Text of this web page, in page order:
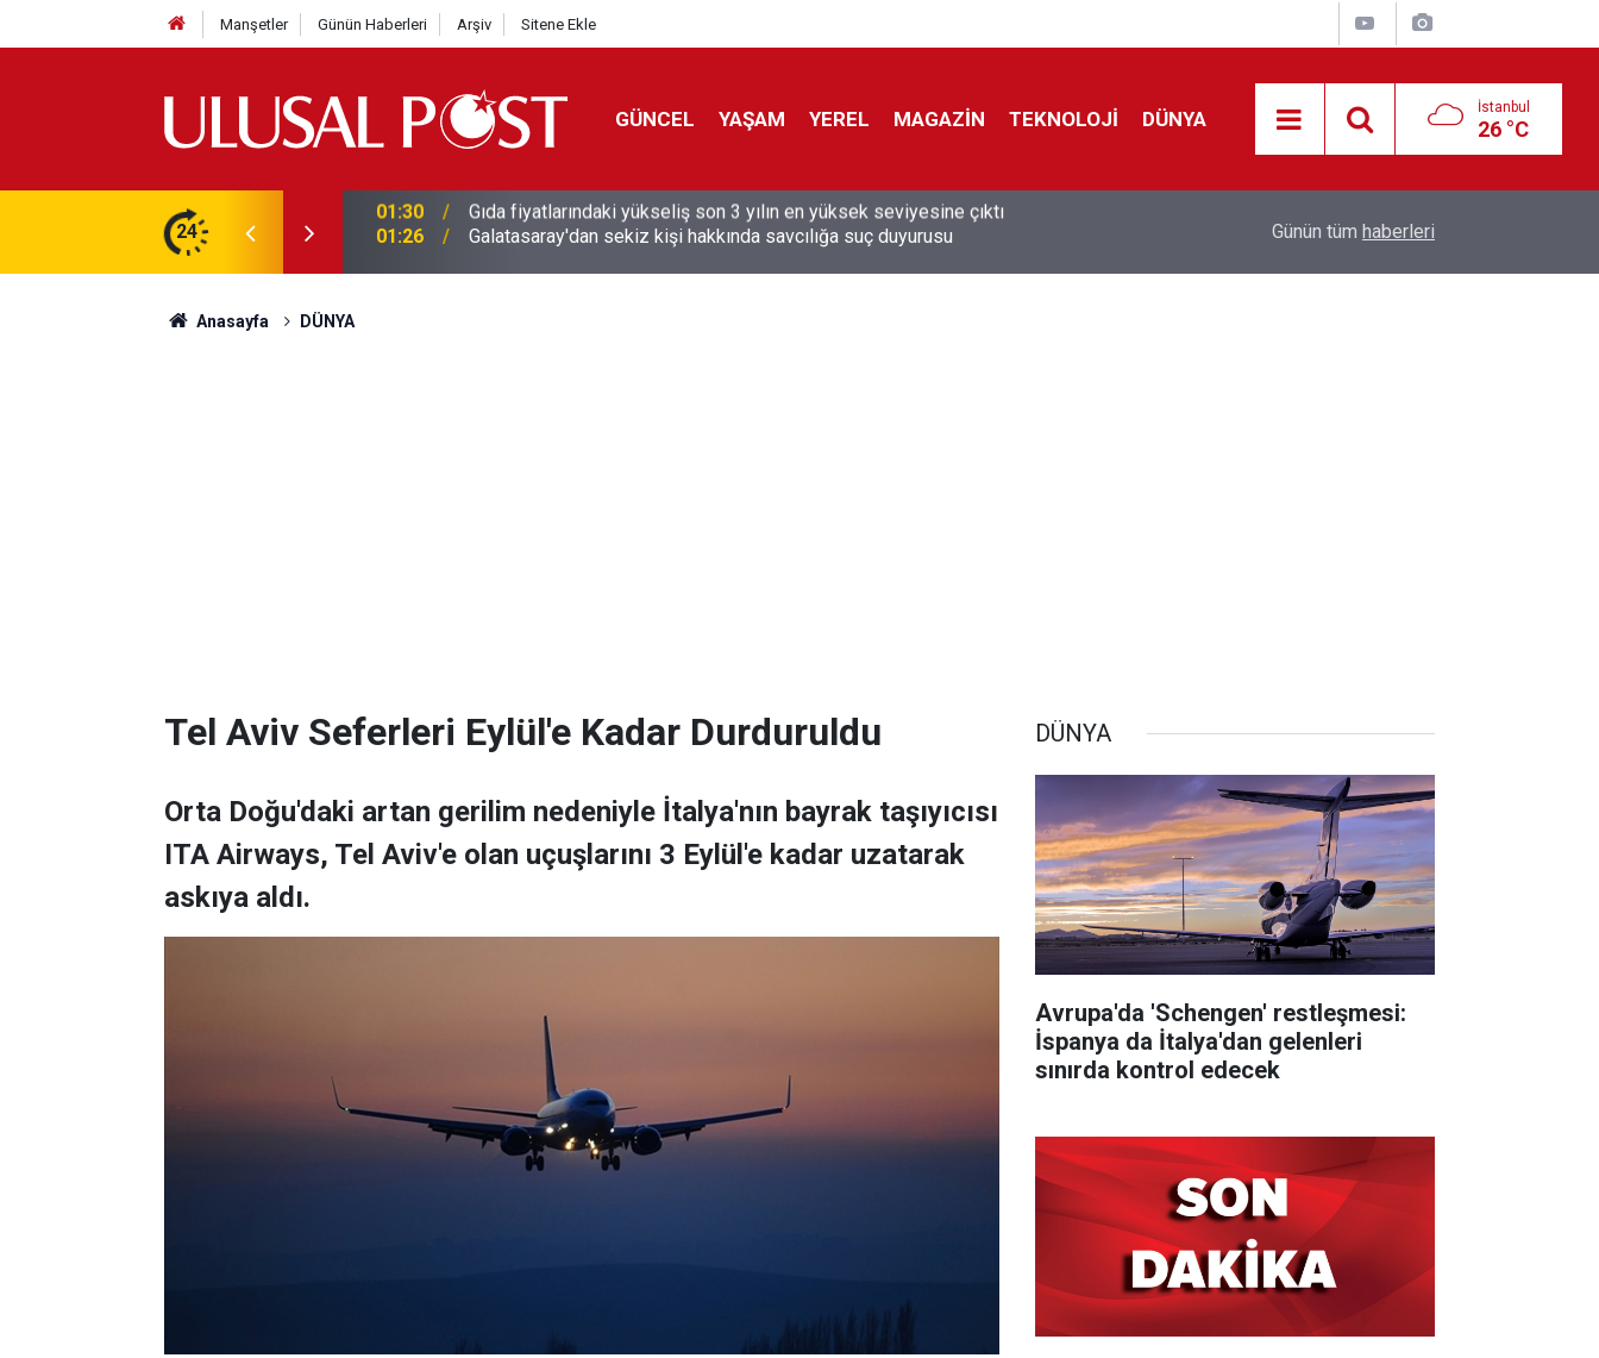
Manşetler Günün Haberleri Arşiv Sitene Ekle
GÜNCEL YAŞAM YEREL MAGAZİN TEKNOLOJİ DÜNYA İstanbul
26 °C
24
en yüksek seviyesine çıktı 01:26 Galatasaray'dan sekiz kişi hakkında savcılığa suç duyurusu
kontrol edecek
Günün tüm haberleri
Anasayfa DÜNYA
Tel Aviv Seferleri Eylül'e Kadar Durduruldu
Orta Doğu'daki artan gerilim nedeniyle İtalya'nın bayrak taşıyıcısı
ITA Airways, Tel Aviv'e olan uçuşlarını 3 Eylül'e kadar uzatarak
askıya aldı.
DÜNYA
Avrupa'da 'Schengen' restleşmesi:
İspanya da İtalya'dan gelenleri
sınırda kontrol edecek